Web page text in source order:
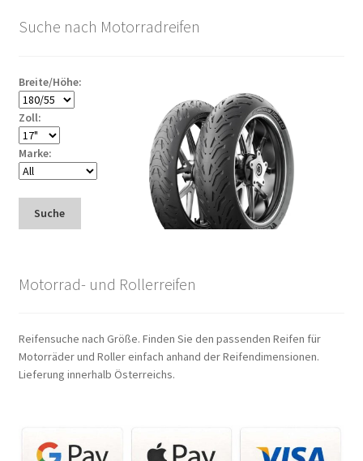
Suche nach Motorradreifen
Breite/Höhe:
Zoll:
Marke:
Suche
Motorrad- und Rollerreifen
Reifensuche nach Größe. Finden Sie den passenden Reifen für
Motorräder und Roller einfach anhand der Reifendimensionen.
Lieferung innerhalb Österreichs.